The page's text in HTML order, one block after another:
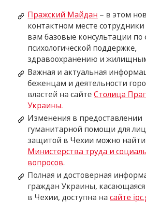
Пражский Майдан – в этом
контактном месте сотрудники
вам базовые консультации по
психологической поддержке,
здравоохранению и
Важная и актуальная
беженцам и деятельности
властей на сайтеСтолица
Украины.
Изменения в предоставлении
гуманитарной помощи для
защитой в Чехии можно найти
Министерства труда и
вопросов.
Полная и достоверная
граждан Украины,
в Чехии, доступна насайте